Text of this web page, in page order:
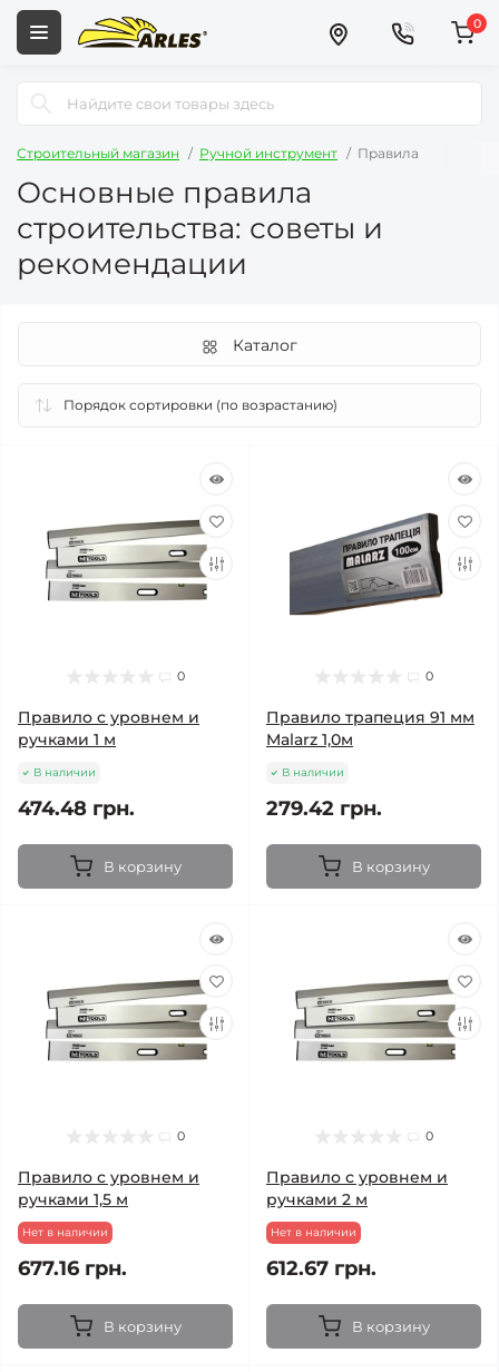
0
Строительный магазин Ручной инструмент Правила
Основные правила
строительства: советы и
рекомендации
Каталог
0
Правило с уровнем и
ручками 1 м
В наличии
474.48 грн.
В корзину
0
Правило трапеция 91 мм
Malarz 1,0м
В наличии
279.42 грн.
В корзину
0
Правило с уровнем и
ручками 1,5 м
Нет в наличии
677.16 грн.
В корзину
0
Правило с уровнем и
ручками 2 м
Нет в наличии
612.67 грн.
В корзину